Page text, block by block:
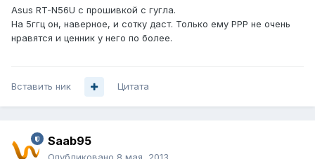
Asus RT-N56U с прошивкой с гугла.
На 5ггц он, наверное, и сотку даст. Только ему PPP не очень
нравятся и ценник у него по более.
Вставить ник Цитата
Saab95